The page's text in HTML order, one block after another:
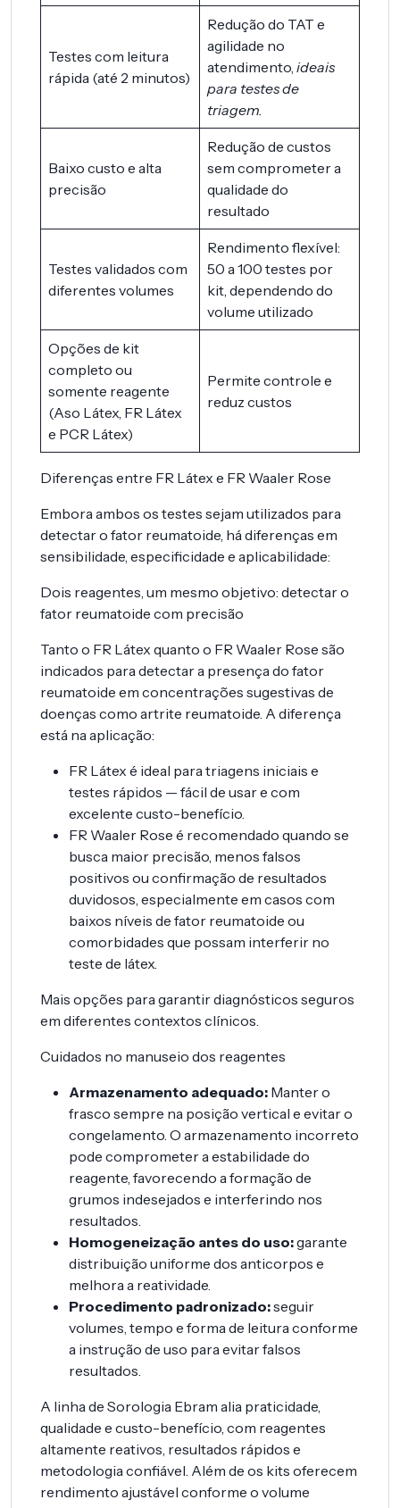
Testes com leitura
rápida (até 2 minutos)
Redução do TAT e
agilidade no
atendimento, ideais
para testes de
triagem.
Baixo custo e alta
precisão
Redução de custos
sem comprometer a
qualidade do
resultado
Testes validados com
diferentes volumes
Rendimento flexível:
50 a 100 testes por
kit, dependendo do
volume utilizado
Opções de kit
completo ou
somente reagente
(Aso Látex, FR Látex
e PCR Látex)
Permite controle e
reduz custos
Diferenças entre FR Látex e FR Waaler Rose
Embora ambos os testes sejam utilizados para
detectar o fator reumatoide, há diferenças em
sensibilidade, especificidade e aplicabilidade:
Dois reagentes, um mesmo objetivo: detectar o
fator reumatoide com precisão
Tanto o FR Látex quanto o FR Waaler Rose são
indicados para detectar a presença do fator
reumatoide em concentrações sugestivas de
doenças como artrite reumatoide. A diferença
está na aplicação:
FR Látex é ideal para triagens iniciais e
testes rápidos — fácil de usar e com
excelente custo-benefício.
FR Waaler Rose é recomendado quando se
busca maior precisão, menos falsos
positivos ou confirmação de resultados
duvidosos, especialmente em casos com
baixos níveis de fator reumatoide ou
comorbidades que possam interferir no
teste de látex.
Mais opções para garantir diagnósticos seguros
em diferentes contextos clínicos.
Cuidados no manuseio dos reagentes
Armazenamento adequado: Manter o
frasco sempre na posição vertical e evitar o
congelamento. O armazenamento incorreto
pode comprometer a estabilidade do
reagente, favorecendo a formação de
grumos indesejados e interferindo nos
resultados.
Homogeneização antes do uso:garante
distribuição uniforme dos anticorpos e
melhora a reatividade.
Procedimento padronizado:seguir
volumes, tempo e forma de leitura conforme
a instrução de uso para evitar falsos
resultados.
A linha de Sorologia Ebram alia praticidade,
qualidade e custo-benefício, com reagentes
altamente reativos, resultados rápidos e
metodologia confiável. Além de os kits oferecem
rendimento ajustável conforme o volume